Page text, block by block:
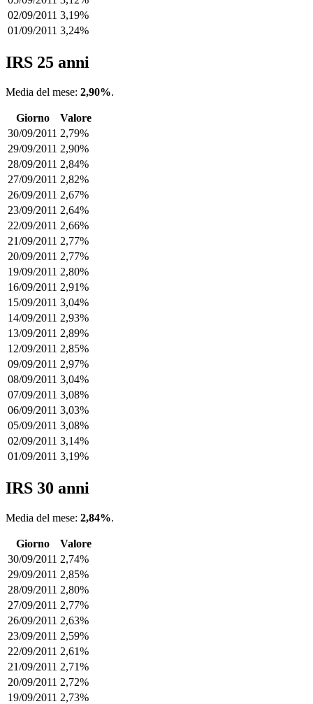
02/09/2011 3,19%
01/09/2011 3,24%
IRS 25 anni
Media del mese: 2,90%.
Giorno
Valore
30/09/2011 2,79%
29/09/2011 2,90%
28/09/2011 2,84%
27/09/2011 2,82%
26/09/2011 2,67%
23/09/2011 2,64%
22/09/2011 2,66%
21/09/2011 2,77%
20/09/2011 2,77%
19/09/2011 2,80%
16/09/2011 2,91%
15/09/2011 3,04%
14/09/2011 2,93%
13/09/2011 2,89%
12/09/2011 2,85%
09/09/2011 2,97%
08/09/2011 3,04%
07/09/2011 3,08%
06/09/2011 3,03%
05/09/2011 3,08%
02/09/2011 3,14%
01/09/2011 3,19%
IRS 30 anni
Media del mese: 2,84%.
Giorno
Valore
30/09/2011 2,74%
29/09/2011 2,85%
28/09/2011 2,80%
27/09/2011 2,77%
26/09/2011 2,63%
23/09/2011 2,59%
22/09/2011 2,61%
21/09/2011 2,71%
20/09/2011 2,72%
19/09/2011 2,73%